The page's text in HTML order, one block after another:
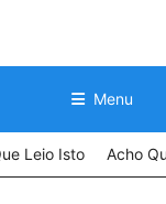
Menu
Leio Isto Acho